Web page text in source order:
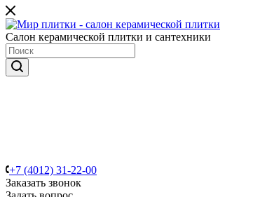
Салон керамической плитки и сантехники
+7 (4012) 31-22-00
Заказать звонок